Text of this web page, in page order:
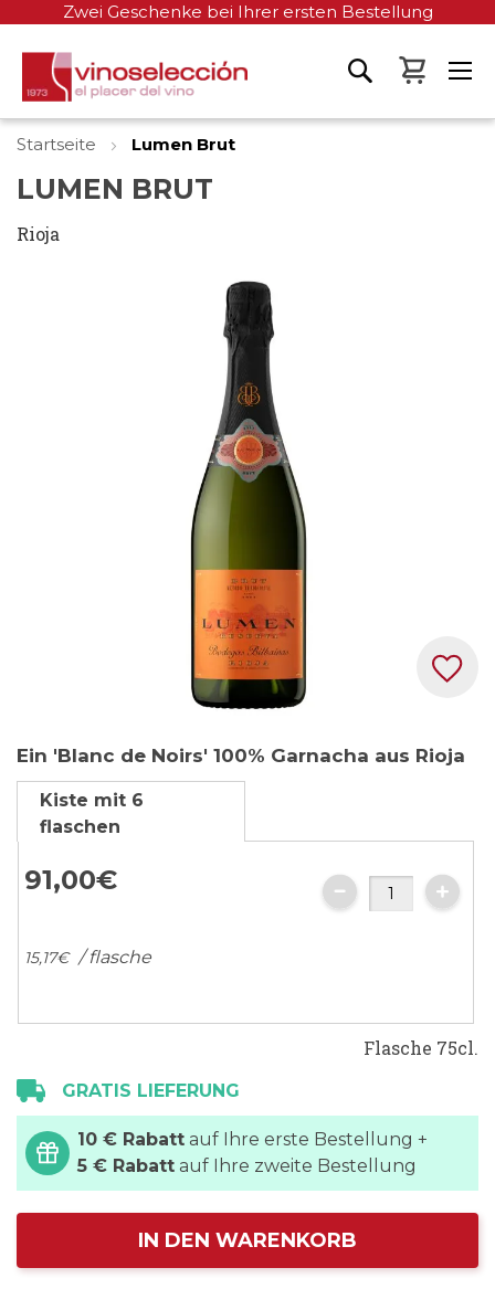
Zwei Geschenke bei Ihrer ersten Bestellung
Mein
Startseite Lumen Brut
LUMEN BRUT
Rioja
Anfang
der
Bildgalerie
springen
Ein 'Blanc de Noirs' 100% Garnacha aus Rioja
Kiste mit 6
flaschen
91,00€
15,17€ / flasche
Flasche 75cl.
GRATIS LIEFERUNG
10 € Rabatt auf Ihre erste Bestellung +
5 € Rabatt auf Ihre zweite Bestellung
IN DEN WARENKORB